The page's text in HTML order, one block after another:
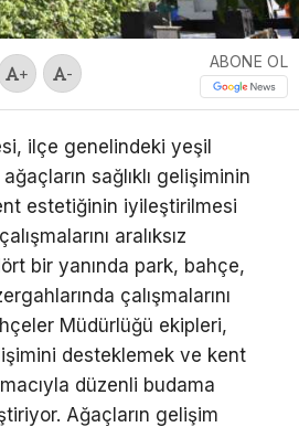
+ -
ABONE OL
ilçe genelindeki yeşil
sağlıklı gelişiminin
estetiğinin iyileştirilmesi
aralıksız
bir yanında park, bahçe,
çalışmalarını
Müdürlüğü ekipleri,
desteklemek ve kent
düzenli budama
Ağaçların gelişim